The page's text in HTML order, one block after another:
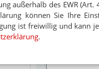
außerhalb des EWR (Art.
können Sie Ihre
ist freiwillig und kann
.